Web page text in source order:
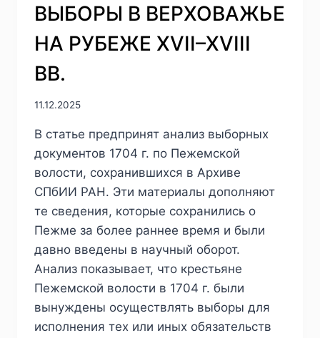
ВЫБОРЫ В ВЕРХОВАЖЬЕ
НА РУБЕЖЕ XVII–XVIII
ВВ.
11.12.2025
В статье предпринят анализ выборных
документов 1704 г. по Пежемской
волости, сохранившихся в Архиве
СПбИИ РАН. Эти материалы дополняют
те сведения, которые сохранились о
Пежме за более раннее время и были
давно введены в научный оборот.
Анализ показывает, что крестьяне
Пежемской волости в 1704 г. были
вынуждены осуществлять выборы для
исполнения тех или иных обязательств